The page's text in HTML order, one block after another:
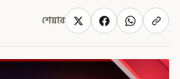
শেয়ার